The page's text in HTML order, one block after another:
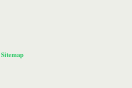
Sitemap